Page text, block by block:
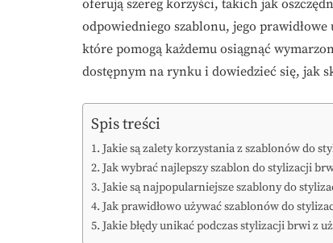
oferują szereg korzyści, takich jak
odpowiedniego szablonu, jego
które pomogą każdemu osiągnąć
dostępnym na rynku i dowiedzieć się, jak
Spis treści
Jakie są zalety korzystania z szablonów do
Jak wybrać najlepszy szablon do stylizacji
Jakie są najpopularniejsze szablony do
Jak prawidłowo używać szablonów do
Jakie błędy unikać podczas stylizacji brwi z